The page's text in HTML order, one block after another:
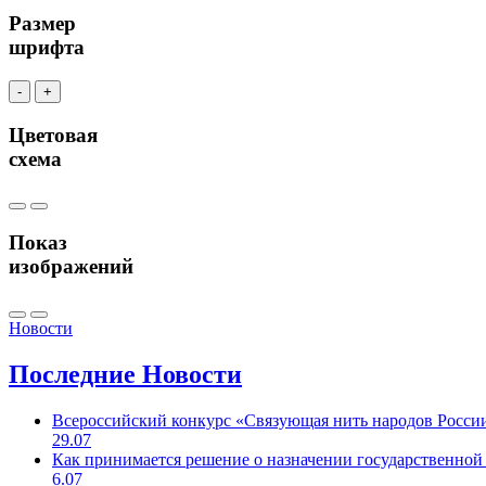
Размер
шрифта
- +
Цветовая
схема
Показ
изображений
Новости
Последние Новости
Всероссийский конкурс «Связующая нить народов
29.07
Как принимается решение о назначении
6.07